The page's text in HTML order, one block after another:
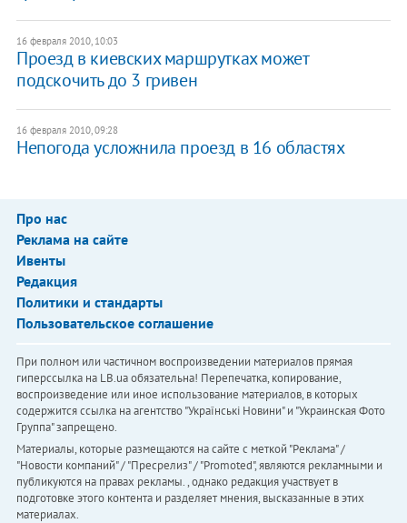
16 февраля 2010, 10:03
Проезд в киевских маршрутках может
подскочить до 3 гривен
16 февраля 2010, 09:28
Непогода усложнила проезд в 16 областях
Про нас
Реклама на сайте
Ивенты
Редакция
Политики и стандарты
Пользовательское соглашение
При полном или частичном воспроизведении материалов прямая
гиперссылка на LB.ua обязательна! Перепечатка, копирование,
воспроизведение или иное использование материалов, в которых
содержится ссылка на агентство "Українськi Новини" и "Украинская Фото
Группа" запрещено.
Материалы, которые размещаются на сайте с меткой "Реклама" /
"Новости компаний" / "Пресрелиз" / "Promoted", являются рекламными и
публикуются на правах рекламы. , однако редакция участвует в
подготовке этого контента и разделяет мнения, высказанные в этих
материалах.